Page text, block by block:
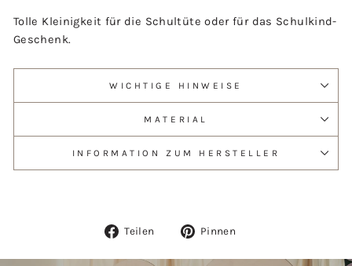
Tolle Kleinigkeit für die Schultüte oder für das Schulkind-
Geschenk.
WICHTIGE HINWEISE
MATERIAL
INFORMATION ZUM HERSTELLER
Teilen
Auf
Pinnen